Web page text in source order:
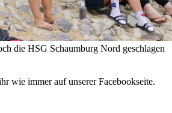
die HSG Schaumburg Nord geschlagen
wie immer auf unserer Facebookseite.